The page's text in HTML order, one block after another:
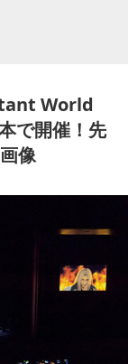
World
で開催！先
像